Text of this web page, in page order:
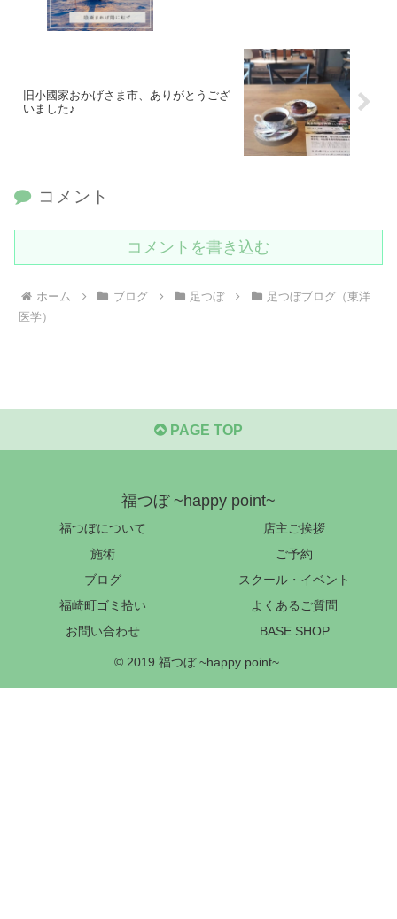
旧小國家おかげさま市、ありがとうござ
いました♪
コメント
コメントを書き込む
ホーム ブログ 足つぼ
足つぼブログ（東洋
医学）
PAGE TOP
福つぼ ~happy point~
福つぼについて
店主ご挨拶
施術
ご予約
ブログ
スクール・イベント
福崎町ゴミ拾い
よくあるご質問
お問い合わせ
BASE SHOP
© 2019 福つぼ ~happy point~.